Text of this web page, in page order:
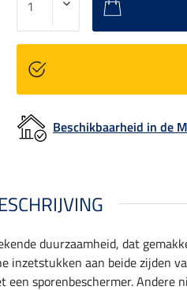
Beschikbaarheid in de
duurzaamheid, dat
aan beide zijden
sporenbeschermer.